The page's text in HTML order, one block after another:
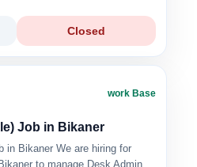
Closed
work Base
Job in Bikaner
in Bikaner We are hiring for
to manage Desk Admin